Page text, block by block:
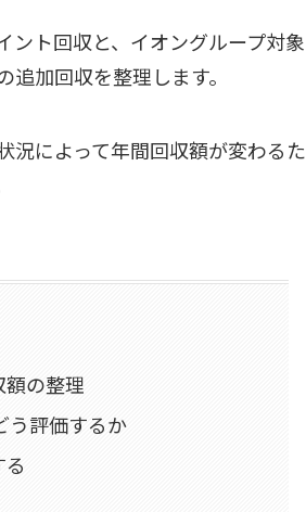
ント回収と、イオングループ対象
加回収を整理します。
況によって年間回収額が変わるた
の整理
う評価するか